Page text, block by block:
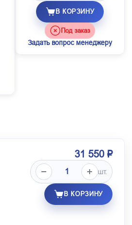
В КОРЗИНУ
Под заказ
Задать вопрос менеджеру
31 550 ₽
шт.
В КОРЗИНУ